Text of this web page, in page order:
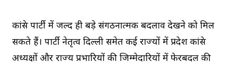
कांग्रेस पार्टी में जल्द ही बड़े संगठनात्मक बदलाव देखने को मिल
सकते हैं। पार्टी नेतृत्व दिल्ली समेत कई राज्यों में प्रदेश कांग्रेस
अध्यक्षों और राज्य प्रभारियों की जिम्मेदारियों में फेरबदल की